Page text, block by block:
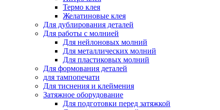
Термо клея
Желатиновые клея
Для дублирования деталей
Для работы с молнией
Для нейлоновых молний
Для металлических молний
Для пластиковых молний
Для формования деталей
для тампопечати
Для тиснения и клеймения
Затяжное оборудование
Для подготовки перед затяжкой